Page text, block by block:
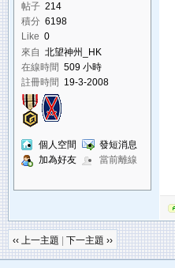
帖子 214
積分 6198
Like 0
來自 北望神州_HK
在線時間 509 小時
註冊時間
19-3-2008
個人空間
發短消息
加為好友
當前離線
‹‹ 上一主題 下一主題 ››